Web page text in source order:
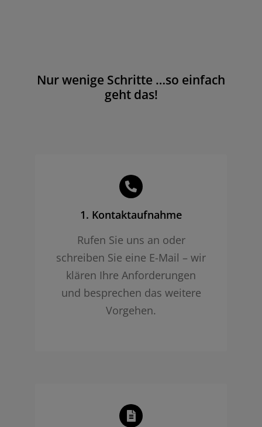
Nur wenige Schritte …so einfach
geht das!
1. Kontaktaufnahme
Rufen Sie uns an oder
schreiben Sie eine E-Mail – wir
klären Ihre Anforderungen
und besprechen das weitere
Vorgehen.